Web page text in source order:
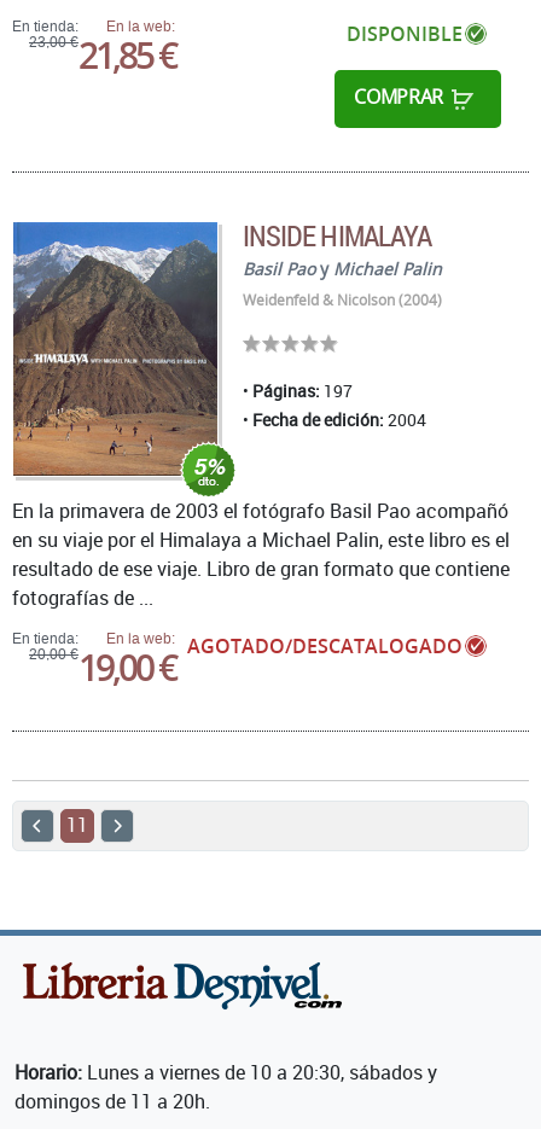
En tienda:
23,00 €
En la web:
21,85 € DISPONIBLE
COMPRAR
INSIDE HIMALAYA
Basil Paoy Michael Palin
Weidenfeld & Nicolson (2004)
Páginas: 197
Fecha de edición: 2004
En tienda:
20,00 €
En la web:
19,00 € AGOTADO/DESCATALOGADO
En la primavera de 2003 el fotógrafo Basil Pao acompañó
en su viaje por el Himalaya a Michael Palin, este libro es el
resultado de ese viaje. Libro de gran formato que contiene
fotografías de ...
11
Horario: Lunes a viernes de 10 a 20:30, sábados y
domingos de 11 a 20h.